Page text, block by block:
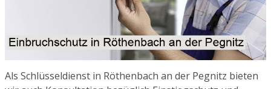
Als Schlüsseldienst in Röthenbach an der Pegnitz bieten